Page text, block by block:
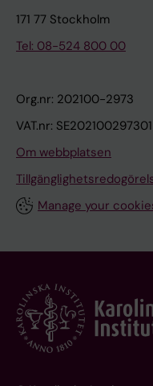
171 77 Stockholm
Tel: 08-524 800 00
Org.nr: 202100-2973
VAT.nr: SE202100297301
Om webbplatsen
Manage your